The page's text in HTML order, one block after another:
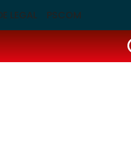
LEGAL PSCOM